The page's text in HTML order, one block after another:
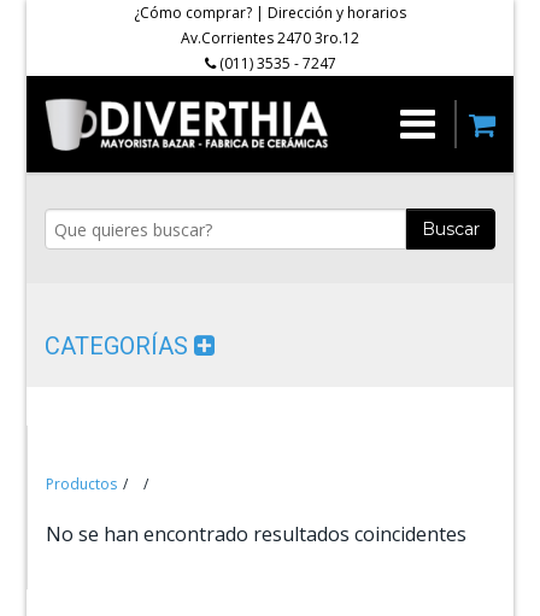
¿Cómo comprar? | Dirección y horarios
Av.Corrientes 2470 3ro.12
(011) 3535 - 7247
Buscar
CATEGORÍAS
Productos
No se han encontrado resultados coincidentes